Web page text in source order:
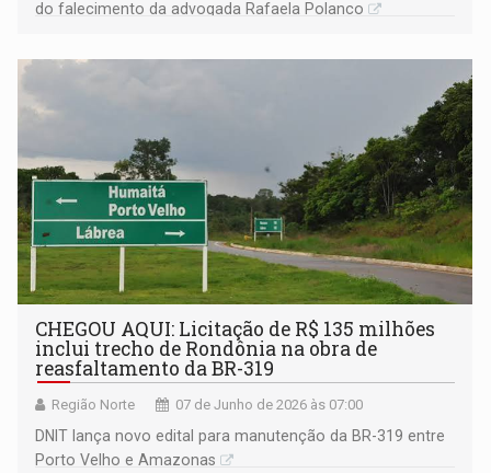
do falecimento da advogada Rafaela Polanco
CHEGOU AQUI: Licitação de R$ 135 milhões
inclui trecho de Rondônia na obra de
reasfaltamento da BR-319
Região Norte 07 de Junho de 2026 às 07:00
DNIT lança novo edital para manutenção da BR-319 entre
Porto Velho e Amazonas